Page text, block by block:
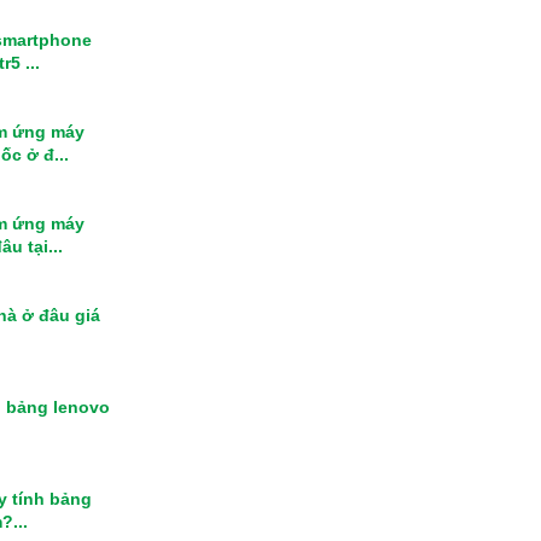
...
ứng máy
ở đ...
ứng máy
tại...
ở đâu giá
bảng lenovo
tính bảng